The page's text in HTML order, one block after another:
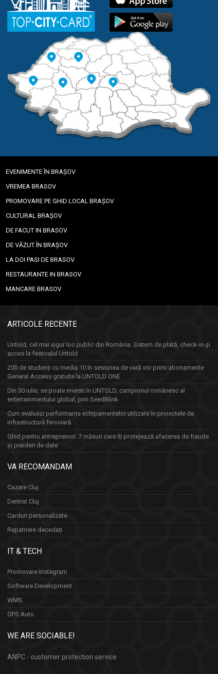
EVENIMENTE ÎN BRAȘOV
VREMEA BRASOV
PROMOVARE PE GHID LOCAL BRAȘOV
CULTURAL BRAȘOV
DE FACUT IN BRASOV
DE VĂZUT ÎN BRAȘOV
LA DOI PASI DE BRASOV
RESTAURANTE IN BRASOV
MANCARE BRASOV
ARTICOLE RECENTE
Untold, cel mai sigur loc public din România. Sistem de plată, check-in și
acces la festivalul Untold
200 de studenți cu media 10 în sesiunea de vară vor primi abonamente
General Access gratuite la UNTOLD ONE
Din 30 iulie, se poate investi în UNTOLD, campionul românesc al
entertainmentului global, prin SeedBlink
Cum evaluezi performanța echipamentelor utilizate în proiectele de
infrastructură feroviară
Ghid pentru antreprenori: 7 măsuri care îți protejează afacerea de fraude
și pierderi de date
VA RECOMANDAM
Cazare Cluj
Dentist Cluj
Carduri personalizate
Repatriere decedați
IT & TECH
Promovare Instagram
Software Development
WMS
GPS Auto
WE ARE SOCIABLE!
ANPC - customer protection service